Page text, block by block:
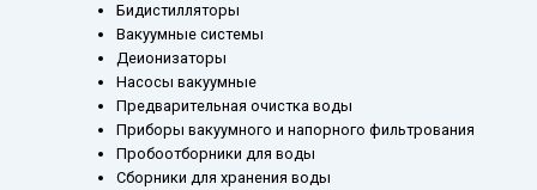
Бидистилляторы
Вакуумные системы
Деионизаторы
Насосы вакуумные
Предварительная очистка воды
Приборы вакуумного и напорного фильтрования
Пробоотборники для воды
Сборники для хранения воды